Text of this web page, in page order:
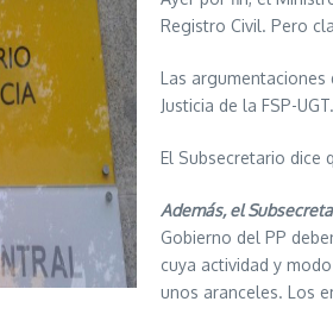
Registro Civil. Pero
Las
Justicia de la FSP-UGT.
El Subsecretario dice
Además, el
Gobierno del PP
cuya actividad y
unos aranceles. Los